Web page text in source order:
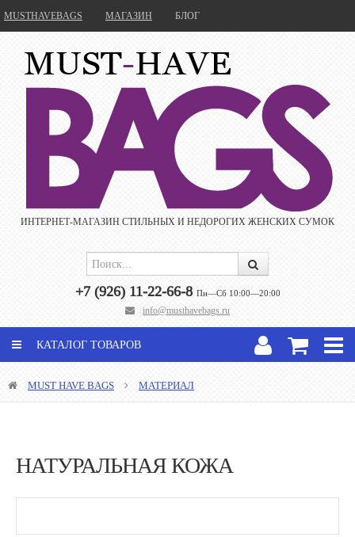
MUSTHAVEBAGS МАГАЗИН БЛОГ
ИНТЕРНЕТ-МАГАЗИН CТИЛЬНЫХ И НЕДОРОГИХ ЖЕНСКИХ СУМОК
+7 (926) 11-22-66-8 Пн—Сб 10:00—20:00
info@musthavebags.ru
КАТАЛОГ ТОВАРОВ
MUST HAVE BAGS МАТЕРИАЛ
НАТУРАЛЬНАЯ КОЖА